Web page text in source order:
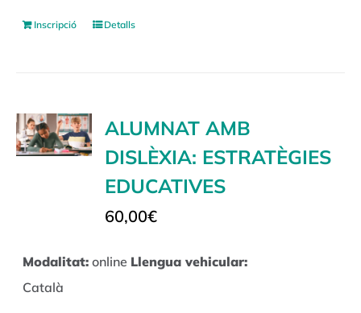
Inscripció Detalls
ALUMNAT AMB
DISLÈXIA: ESTRATÈGIES
EDUCATIVES
60,00€
Modalitat: online Llengua vehicular:
Català